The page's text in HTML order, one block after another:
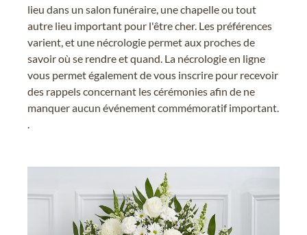
lieu dans un salon funéraire, une chapelle ou tout
autre lieu important pour l'être cher. Les préférences
varient, et une nécrologie permet aux proches de
savoir où se rendre et quand. La nécrologie en ligne
vous permet également de vous inscrire pour recevoir
des rappels concernant les cérémonies afin de ne
manquer aucun événement commémoratif important.